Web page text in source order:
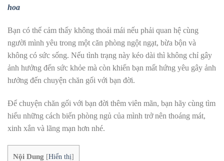
hoa
Bạn có thể cảm thấy không thoải mái nếu phải quan hệ cùng
người mình yêu trong một căn phòng ngột ngạt, bừa bộn và
không có sức sống. Nếu tình trạng này kéo dài thì không chỉ gây
ảnh hưởng đến sức khỏe mà còn khiến bạn mất hứng yêu gây ảnh
hưởng đến chuyện chăn gối với bạn đời.
Để chuyện chăn gối với bạn đời thêm viên mãn, bạn hãy cùng tìm
hiểu những cách biến phòng ngủ của mình trở nên thoáng mát,
xinh xắn và lãng mạn hơn nhé.
Nội Dung [Hiển thị]